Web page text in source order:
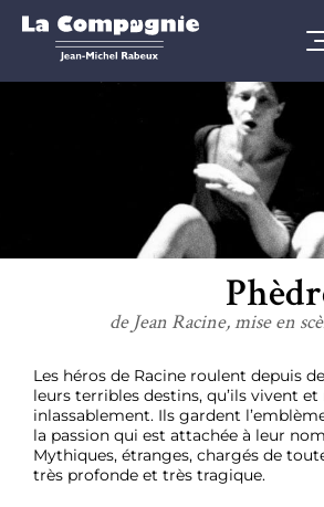
de Jean Racine, mise en
Les héros de Racine roulent depuis
leurs terribles destins, qu’ils vivent
inlassablement. Ils gardent
la passion qui est attachée à leur
Mythiques, étranges, chargés de
très profonde et très tragique.